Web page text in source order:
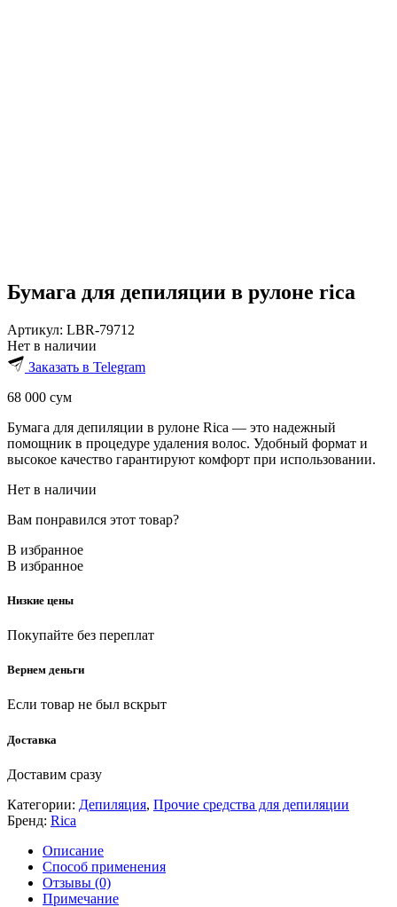
Бумага для депиляции в рулоне rica
Артикул: LBR-79712
Нет в наличии
Заказать в Telegram
68 000 сум
Бумага для депиляции в рулоне Rica — это надежный
помощник в процедуре удаления волос. Удобный формат и
высокое качество гарантируют комфорт при использовании.
Нет в наличии
Вам понравился этот товар?
В избранное
В избранное
Низкие цены
Покупайте без переплат
Вернем деньги
Если товар не был вскрыт
Доставка
Доставим сразу
Категории: Депиляция, Прочие средства для депиляции
Бренд: Rica
Описание
Способ применения
Отзывы (0)
Примечание